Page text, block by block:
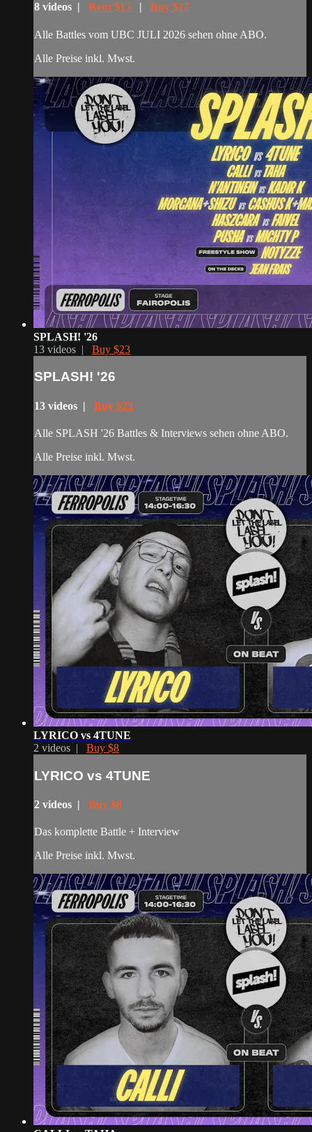
8 videos | Rent $15 | Buy $17
Alle Battles vom UBC JULI 2026 sehen ohne ABO.
Alle Preise inkl. Mwst.
SPLASH! '26
13 videos | Buy $23
SPLASH! '26
13 videos | Buy $23
Alle SPLASH '26 Battles & Interviews sehen ohne ABO.
Alle Preise inkl. Mwst.
LYRICO vs 4TUNE
2 videos | Buy $8
LYRICO vs 4TUNE
2 videos | Buy $8
Das komplette Battle + Interview
Alle Preise inkl. Mwst.